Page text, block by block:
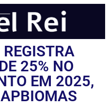
25% NO
EM 2025,